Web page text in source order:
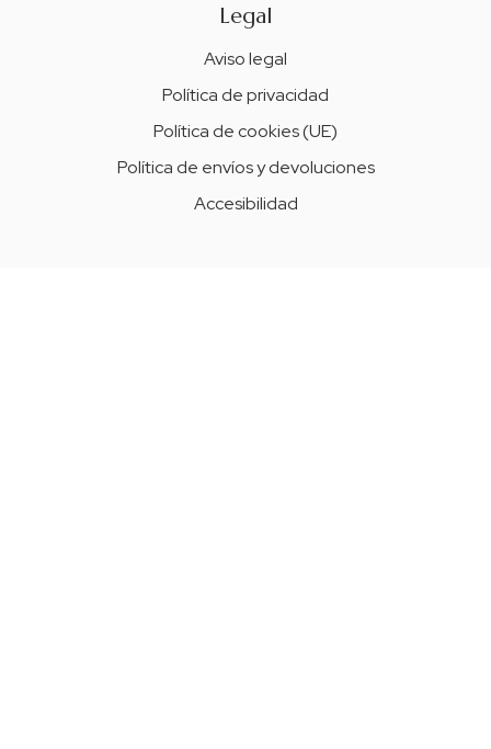
Legal
Aviso legal
Política de privacidad
Política de cookies (UE)
Política de envíos y devoluciones
Accesibilidad